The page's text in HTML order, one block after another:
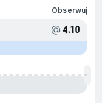
Obserwuj
4.10